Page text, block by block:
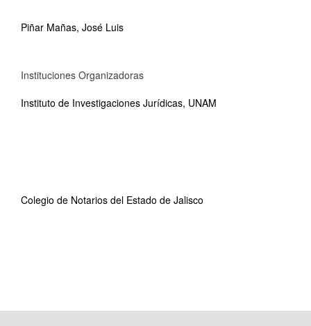
Piñar Mañas, José Luis
Instituciones Organizadoras
Instituto de Investigaciones Jurídicas, UNAM
Colegio de Notarios del Estado de Jalisco